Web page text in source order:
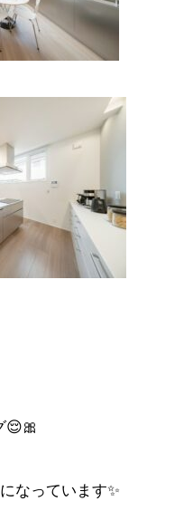
😌🎀
なっています✨